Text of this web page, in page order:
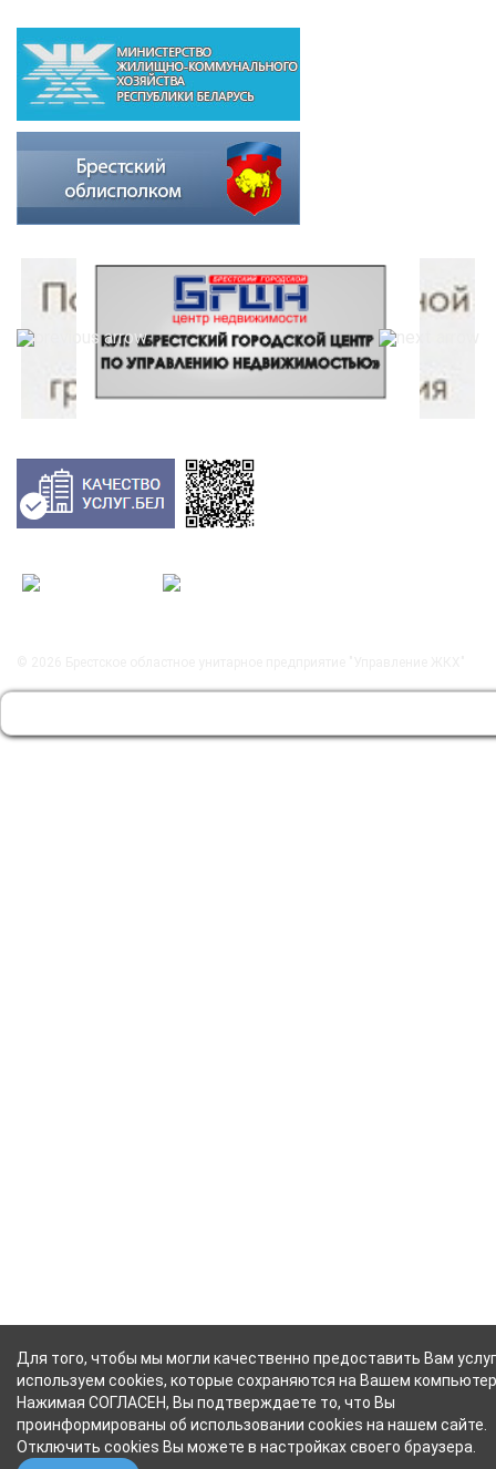
Для того, чтобы мы могли качественно предоставить Вам
используем cookies, которые сохраняются на Вашем
Нажимая СОГЛАСЕН, Вы подтверждаете то, что Вы
проинформированы об использовании cookies на нашем сайте.
Отключить cookies Вы можете в настройках своего браузера.